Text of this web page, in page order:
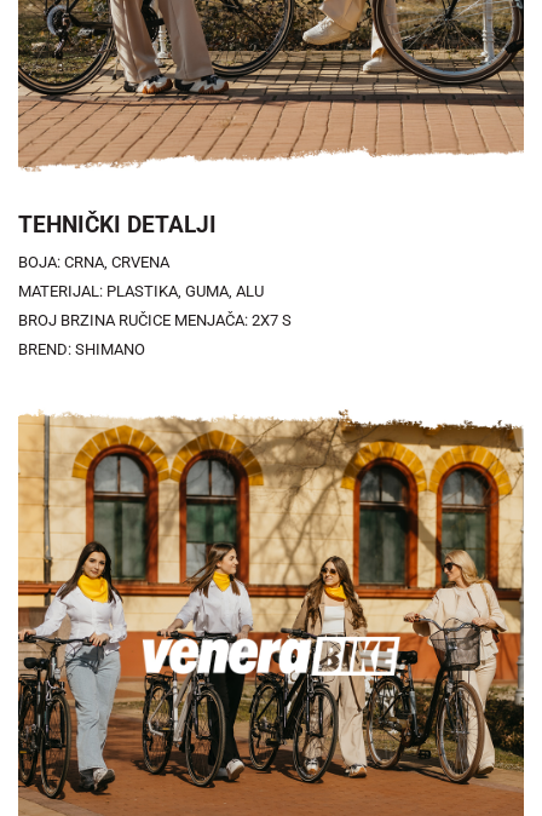
TEHNIČKI DETALJI
BOJA: CRNA, CRVENA
MATERIJAL: PLASTIKA, GUMA, ALU
BROJ BRZINA RUČICE MENJAČA: 2X7 S
BREND: SHIMANO